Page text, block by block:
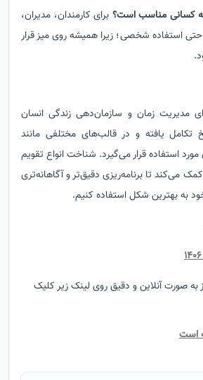
برای کارمندان، مدیران،
استفاده شخصی؛ زیرا همیشه روی میز قرار
مدیریت زمان و سازمان‌دهی زندگی انسان
یافته و در قالب‌های مختلفی مانند
استفاده قرار می‌گیرد. شناخت انواع تقویم
می‌کند تا برنامه‌ریزی دقیق‌تر و آگاهانه‌تری
به بهترین شکل استفاده کنیم.
به صورت آنلاین و دقیق روی لینک زیر کلیک
است